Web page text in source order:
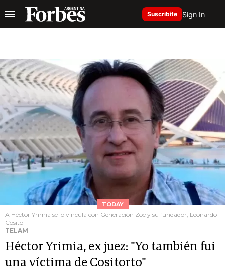
Suscribite Sign In
TODAY
A Héctor Yrimia se lo vincula con Generación Zoe y su fundador, Leonardo
Cosito
TELAM
Héctor Yrimia, ex juez: "Yo también fui
una víctima de Cositorto"